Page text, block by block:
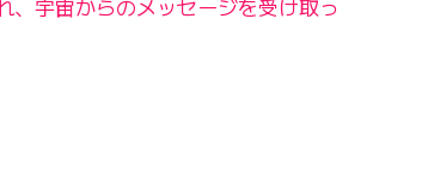
、宇宙からのメッセージを受け取っ